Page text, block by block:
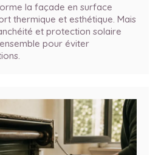
la façade en surface
thermique et esthétique. Mais
et protection solaire
pour éviter